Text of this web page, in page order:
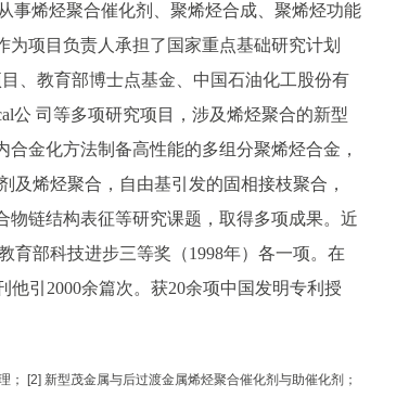
事烯烃聚合催化剂、聚烯烃合成、聚烯烃功能
项目负责人承担了国家重点基础研究计划
、教育部博士点基金、中国石油化工股份有
公 司等多项研究项目，涉及烯烃聚合的新型
金化方法制备高性能的多组分聚烯烃合金，
及烯烃聚合，自由基引发的固相接枝聚合，
链结构表征等研究课题，取得多项成果。近
育部科技进步三等奖（1998年）各一项。 在
他引2000余篇次。获20余项中国发明专利授
[2] 新型茂金属与后过渡金属烯烃聚合催化剂与助催化剂；